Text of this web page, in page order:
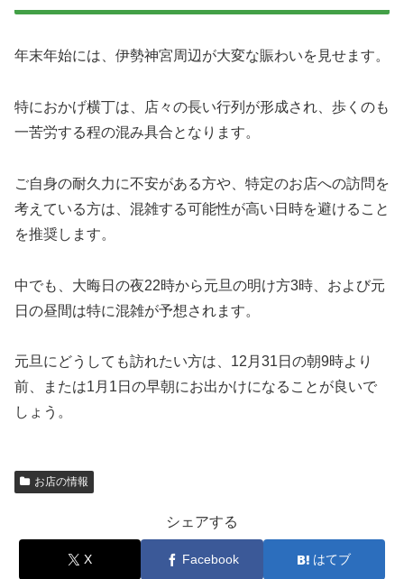
年末年始には、伊勢神宮周辺が大変な賑わいを見せます。
特におかげ横丁は、店々の長い行列が形成され、歩くのも
一苦労する程の混み具合となります。
ご自身の耐久力に不安がある方や、特定のお店への訪問を
考えている方は、混雑する可能性が高い日時を避けること
を推奨します。
中でも、大晦日の夜22時から元旦の明け方3時、および元
日の昼間は特に混雑が予想されます。
元旦にどうしても訪れたい方は、12月31日の朝9時より
前、または1月1日の早朝にお出かけになることが良いで
しょう。
お店の情報
シェアする
X Facebook はてブ